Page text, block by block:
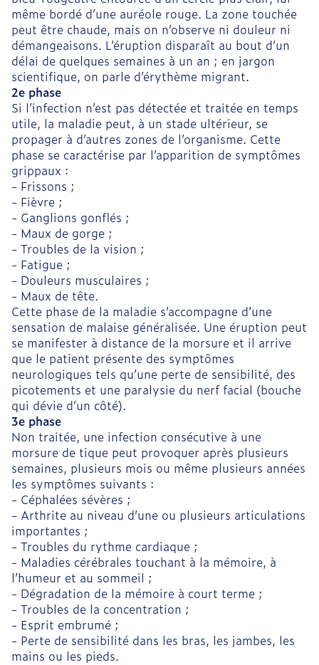
même bordé d’une auréole rouge. La zone touchée
peut être chaude, mais on n’observe ni douleur ni
démangeaisons. L’éruption disparaît au bout d’un
délai de quelques semaines à un an ; en jargon
scientifique, on parle d’érythème migrant.
2e phase
Si l’infection n’est pas détectée et traitée en temps
utile, la maladie peut, à un stade ultérieur, se
propager à d’autres zones de l’organisme. Cette
phase se caractérise par l’apparition de symptômes
grippaux :
- Frissons ;
- Fièvre ;
- Ganglions gonflés ;
- Maux de gorge ;
- Troubles de la vision ;
- Fatigue ;
- Douleurs musculaires ;
- Maux de tête.
Cette phase de la maladie s’accompagne d’une
sensation de malaise généralisée. Une éruption peut
se manifester à distance de la morsure et il arrive
que le patient présente des symptômes
neurologiques tels qu’une perte de sensibilité, des
picotements et une paralysie du nerf facial (bouche
qui dévie d’un côté).
3e phase
Non traitée, une infection consécutive à une
morsure de tique peut provoquer après plusieurs
semaines, plusieurs mois ou même plusieurs années
les symptômes suivants :
- Céphalées sévères ;
- Arthrite au niveau d’une ou plusieurs articulations
importantes ;
- Troubles du rythme cardiaque ;
- Maladies cérébrales touchant à la mémoire, à
l’humeur et au sommeil ;
- Dégradation de la mémoire à court terme ;
- Troubles de la concentration ;
- Esprit embrumé ;
- Perte de sensibilité dans les bras, les jambes, les
mains ou les pieds.